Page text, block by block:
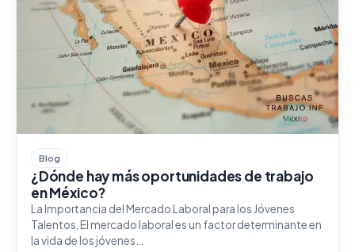
Blog
¿Dónde hay más oportunidades de trabajo
en México?
La Importancia del Mercado Laboral para los Jóvenes
Talentos, El mercado laboral es un factor determinante en
la vida de los jóvenes…